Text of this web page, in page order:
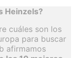
Heinzels?
cuáles son los
para buscar
afirmamos